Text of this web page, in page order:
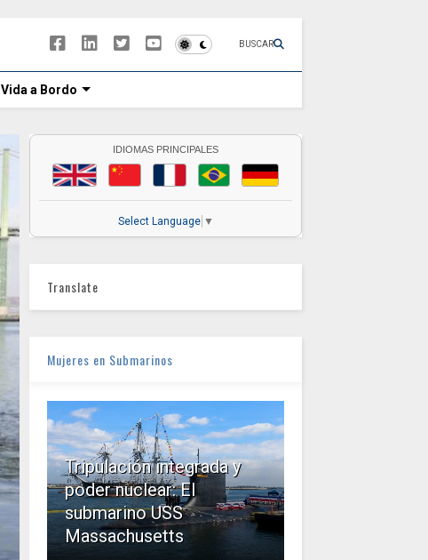
BUSCAR
Vida a Bordo
IDIOMAS PRINCIPALES
Select Language ▼
Translate
Mujeres en Submarinos
Tripulación integrada y
poder nuclear: El
submarino USS
Massachusetts